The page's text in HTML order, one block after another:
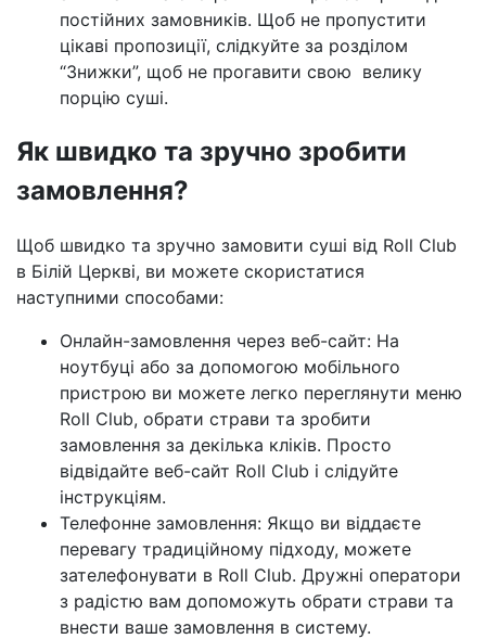
постійних замовників. Щоб не пропустити
цікаві пропозиції, слідкуйте за розділом
“Знижки”, щоб не прогавити свою велику
порцію суші.
Як швидко та зручно зробити
замовлення?
Щоб швидко та зручно замовити суші від Roll Club
в Білій Церкві, ви можете скористатися
наступними способами:
Онлайн-замовлення через веб-сайт: На
ноутбуці або за допомогою мобільного
пристрою ви можете легко переглянути меню
Roll Club, обрати страви та зробити
замовлення за декілька кліків. Просто
відвідайте веб-сайт Roll Club і слідуйте
інструкціям.
Телефонне замовлення: Якщо ви віддаєте
перевагу традиційному підходу, можете
зателефонувати в Roll Club. Дружні оператори
з радістю вам допоможуть обрати страви та
внести ваше замовлення в систему.